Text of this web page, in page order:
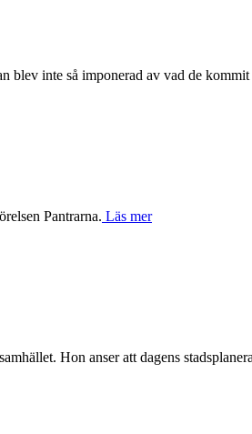
blev inte så imponerad av vad de
Pantrarna. Läs mer
Hon anser att dagens